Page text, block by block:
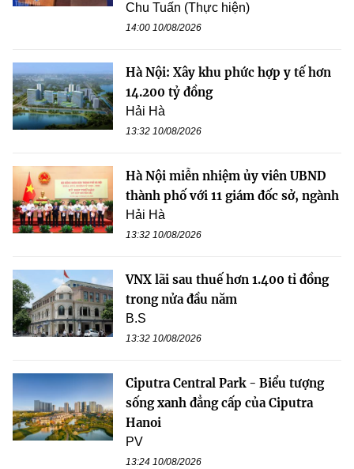
Chu Tuấn (Thực hiện)
14:00 10/08/2026
Hà Nội: Xây khu phức hợp y tế hơn
14.200 tỷ đồng
Hải Hà
13:32 10/08/2026
Hà Nội miễn nhiệm ủy viên UBND
thành phố với 11 giám đốc sở, ngành
Hải Hà
13:32 10/08/2026
VNX lãi sau thuế hơn 1.400 tỉ đồng
trong nửa đầu năm
B.S
13:32 10/08/2026
Ciputra Central Park - Biểu tượng
sống xanh đẳng cấp của Ciputra
Hanoi
PV
13:24 10/08/2026